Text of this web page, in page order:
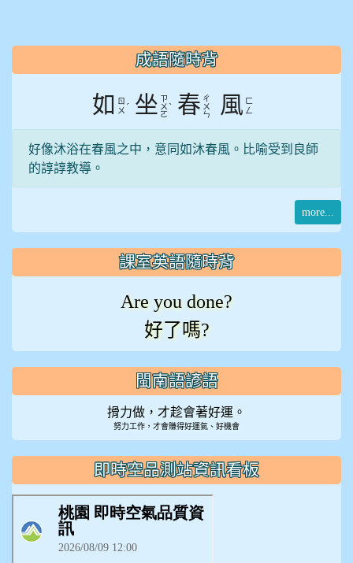
::: 成語隨時背
如
ㄖ
ㄨ ˊ 坐 ㄗ
ㄨ
ㄛ
ˋ 春 ㄔ
ㄨ
ㄣ
風 ㄈ
ㄥ
好像沐浴在春風之中，意同如沐春風。比喻受到良師
的諄諄教導。
more...
課室英語隨時背
Are you done?
好了嗎?
閩南語諺語
搰力做，才趁會著好運。
努力工作，才會賺得好運氣、好機會
即時空品測站資訊看板